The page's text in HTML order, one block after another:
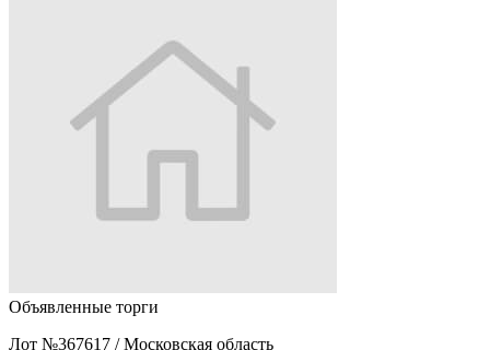
Объявленные торги
Лот №367617 / Московская область